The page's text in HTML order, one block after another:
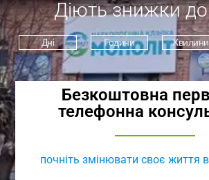
Діють знижки до
Дні Години Хвилини
Безкоштовна
телефонна
почніть змінювати своє життя